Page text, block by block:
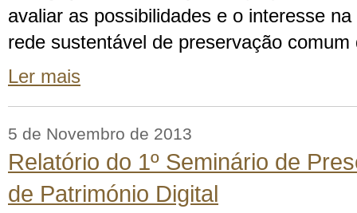
avaliar as possibilidades e o interesse
rede sustentável de preservação
Ler mais
5 de Novembro de 2013
Relatório do 1º Seminário de
de Património Digital